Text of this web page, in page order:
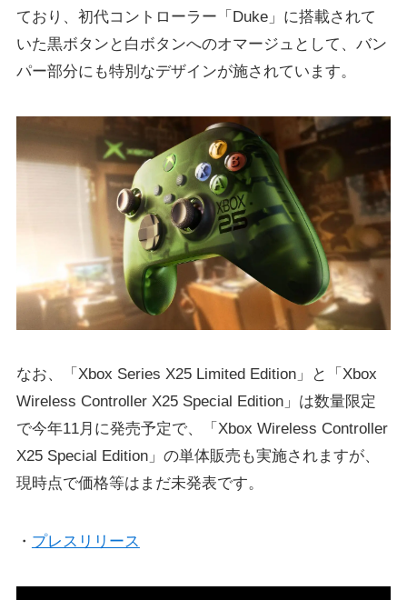
ており、初代コントローラー「Duke」に搭載されて
いた黒ボタンと白ボタンへのオマージュとして、バン
パー部分にも特別なデザインが施されています。
なお、「Xbox Series X25 Limited Edition」と「Xbox
Wireless Controller X25 Special Edition」は数量限定
で今年11月に発売予定で、「Xbox Wireless Controller
X25 Special Edition」の単体販売も実施されますが、
現時点で価格等はまだ未発表です。
・ プレスリリース